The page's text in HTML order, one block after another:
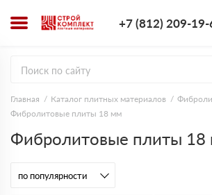
+7 (812) 209-19-
Главная Каталог плитных материалов
Фибролитовые плиты 18 мм
Фибролитовые плиты